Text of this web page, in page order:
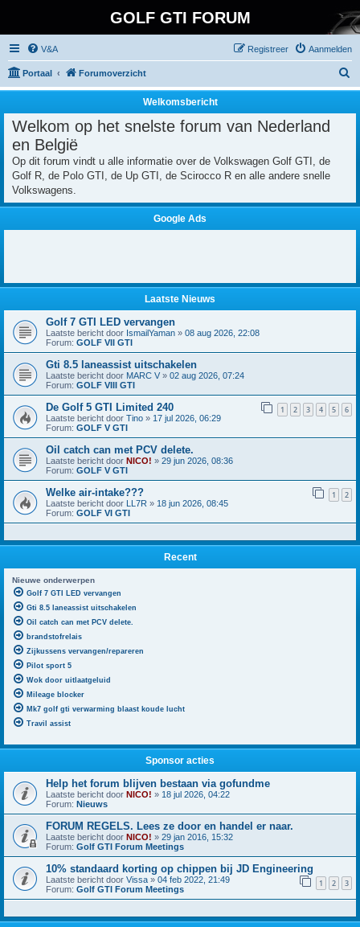
GOLF GTI FORUM
V&A Aanmelden
Registreer
Portaal Forumoverzicht
o
Welkomsbericht
Welkom op het snelste forum van Nederland
en België
Op dit forum vindt u alle informatie over de Volkswagen Golf GTI, de
Golf R, de Polo GTI, de Up GTI, de Scirocco R en alle andere snelle
Volkswagens.
Google Ads
Laatste Nieuws
Golf 7 GTI LED vervangen
Laatste bericht door IsmailYaman » 08 aug 2026, 22:08
Forum: GOLF VII GTI
Gti 8.5 laneassist uitschakelen
Laatste bericht door MARC V » 02 aug 2026, 07:24
Forum: GOLF VIII GTI
De Golf 5 GTI Limited 240 1 2 3 4 5 6
Laatste bericht door Tino » 17 jul 2026, 06:29
Forum: GOLF V GTI
Oil catch can met PCV delete.
Laatste bericht door NICO! » 29 jun 2026, 08:36
Forum: GOLF V GTI
Welke air-intake??? 1 2
Laatste bericht door LL7R » 18 jun 2026, 08:45
Forum: GOLF VI GTI
Recent
Nieuwe onderwerpen
Golf 7 GTI LED vervangen
Gti 8.5 laneassist uitschakelen
Oil catch can met PCV delete.
brandstofrelais
Zijkussens vervangen/repareren
Pilot sport 5
Wok door uitlaatgeluid
Mileage blocker
Mk7 golf gti verwarming blaast koude lucht
Travil assist
Sponsor acties
Help het forum blijven bestaan via gofundme
Laatste bericht door NICO! » 18 jul 2026, 04:22
Forum: Nieuws
FORUM REGELS. Lees ze door en handel er naar.
Laatste bericht door NICO! » 29 jan 2016, 15:32
Forum: Golf GTI Forum Meetings
10% standaard korting op chippen bij JD Engineering
1 2 3
Laatste bericht door Vissa » 04 feb 2022, 21:49
Forum: Golf GTI Forum Meetings